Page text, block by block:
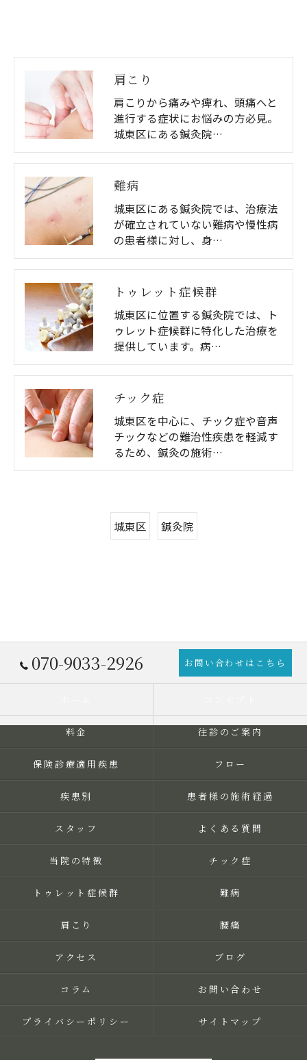
肩こり
肩こりから痛みや痺れ、頭痛へと
進行する症状にお悩みの方必見。
城東区にある鍼灸院…
難病
城東区にある鍼灸院では、治療法
が確立されていない難病や慢性病
の患者様に対し、身…
トゥレット症候群
城東区に位置する鍼灸院では、ト
ゥレット症候群に特化した治療を
提供しています。病…
チック症
城東区を中心に、チック症や音声
チックなどの難治性疾患を軽減す
るため、鍼灸の施術…
城東区 鍼灸院
070-9033-2926 お問い合わせはこちら
料金 往診のご案内
保険診療適用疾患 フロー
疾患別 患者様の施術経過
スタッフ よくある質問
当院の特徴 チック症
トゥレット症候群 難病
肩こり 腰痛
アクセス ブログ
コラム お問い合わせ
プライバシーポリシー サイトマップ